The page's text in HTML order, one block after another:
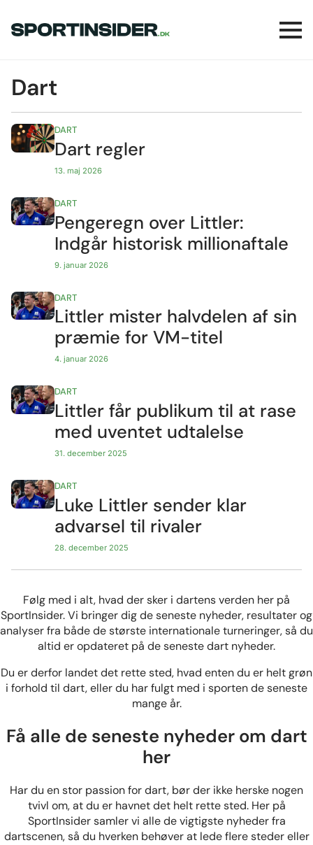
Dart
Dart regler
13. maj 2026
DART
Pengeregn over Littler:
Indgår historisk millionaftale
9. januar 2026
DART
Littler mister halvdelen af sin
præmie for VM-titel
4. januar 2026
DART
Littler får publikum til at rase
med uventet udtalelse
31. december 2025
DART
Luke Littler sender klar
advarsel til rivaler
28. december 2025
DART
Følg med i alt, hvad der sker i dartens verden her på
SportInsider. Vi bringer dig de seneste nyheder, resultater og
analyser fra både de største internationale turneringer, så du
altid er opdateret på de seneste dart nyheder.
Du er derfor landet det rette sted, hvad enten du er helt grøn
i forhold til dart, eller du har fulgt med i sporten de seneste
mange år.
Få alle de seneste nyheder om dart
her
Har du en stor passion for dart, bør der ikke herske nogen
tvivl om, at du er havnet det helt rette sted. Her på
SportInsider samler vi alle de vigtigste nyheder fra
dartscenen, så du hverken behøver at lede flere steder eller